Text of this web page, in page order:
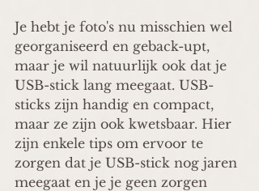
Je hebt je foto's nu misschien wel
georganiseerd en geback-upt,
maar je wil natuurlijk ook dat je
USB-stick lang meegaat. USB-
sticks zijn handig en compact,
maar ze zijn ook kwetsbaar. Hier
zijn enkele tips om ervoor te
zorgen dat je USB-stick nog jaren
meegaat en je je geen zorgen